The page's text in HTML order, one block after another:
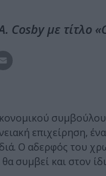
Cosby με τίτλο
επιχείρηση,
Ο αδερφός του
συμβεί και στον